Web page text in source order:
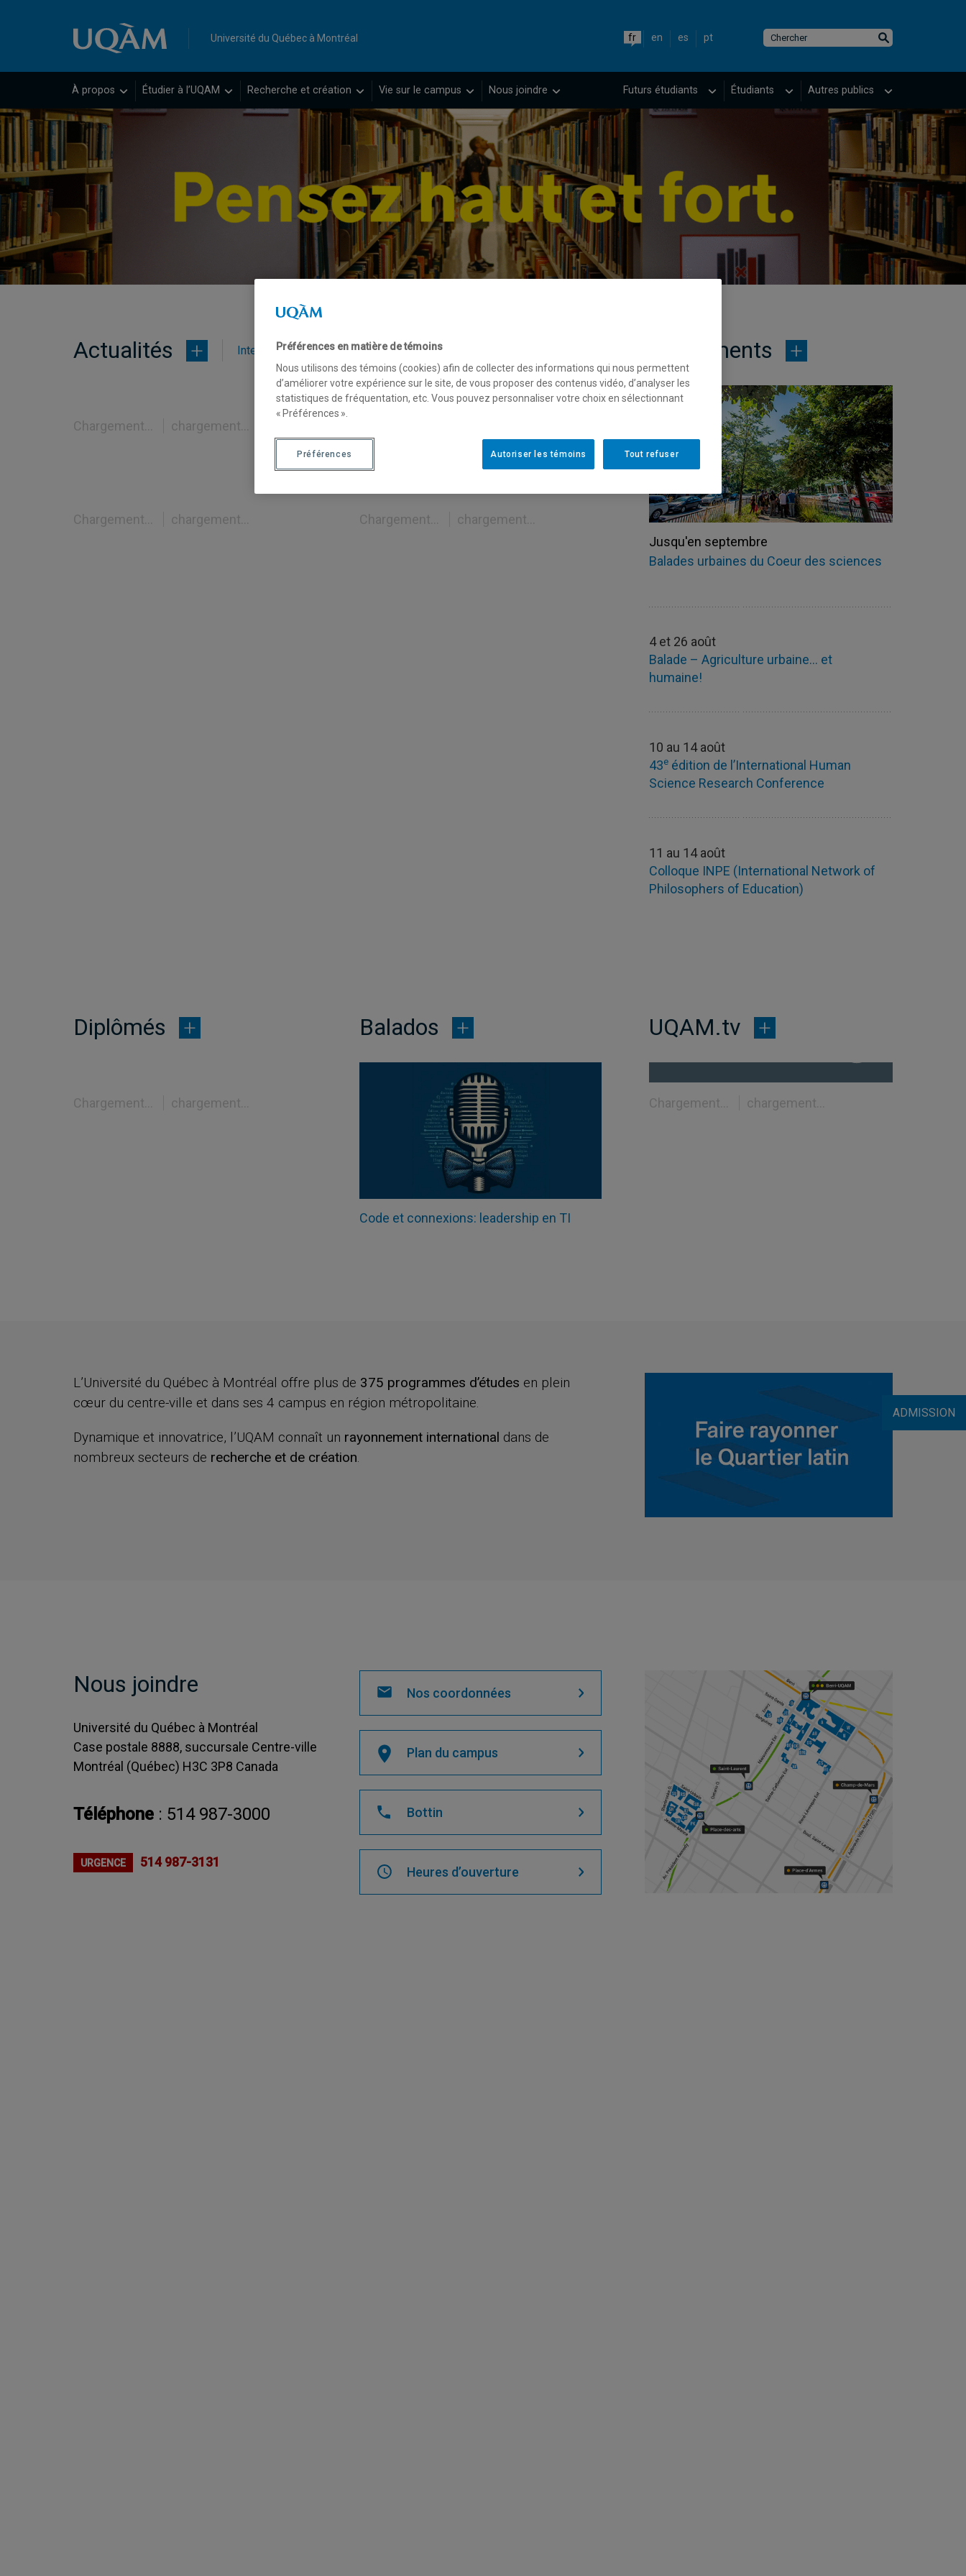
Université du Québec à Montréal fr en es pt
À propos Étudier à l’UQAM Recherche et création Vie sur le campus Nous joindre Futurs étudiants Étudiants Autres publics
ADMISSION
Actualités Interventions médiatiques RSS
Chargement... chargement...
Chargement... chargement... Chargement... chargement...
Événements
Jusqu'en septembre
Balades urbaines du Coeur des sciences
4 et 26 août
Balade – Agriculture urbaine… et
humaine!
10 au 14 août
43e édition de l’International Human
Science Research Conference
11 au 14 août
Colloque INPE (International Network of
Philosophers of Education)
Diplômés
Chargement... chargement...
Balados
Code et connexions: leadership en TI
UQAM.tv
Chargement... chargement...
L’Université du Québec à Montréal offre plus de 375 programmes d’études en plein
cœur du centre-ville et dans ses 4 campus en région métropolitaine.
Dynamique et innovatrice, l’UQAM connaît un rayonnement international dans de
nombreux secteurs de recherche et de création.
Nous joindre
Université du Québec à Montréal
Case postale 8888, succursale Centre-ville
Montréal (Québec) H3C 3P8 Canada
Téléphone : 514 987-3000
URGENCE 514 987-3131
Nos coordonnées
Plan du campus
Bottin
Heures d’ouverture
Préférences en matière de témoins
Nous utilisons des témoins (cookies) afin de collecter des informations qui nous permettent
d’améliorer votre expérience sur le site, de vous proposer des contenus vidéo, d’analyser les
statistiques de fréquentation, etc. Vous pouvez personnaliser votre choix en sélectionnant
« Préférences ».
Tout refuser
Autoriser les témoins
Préférences